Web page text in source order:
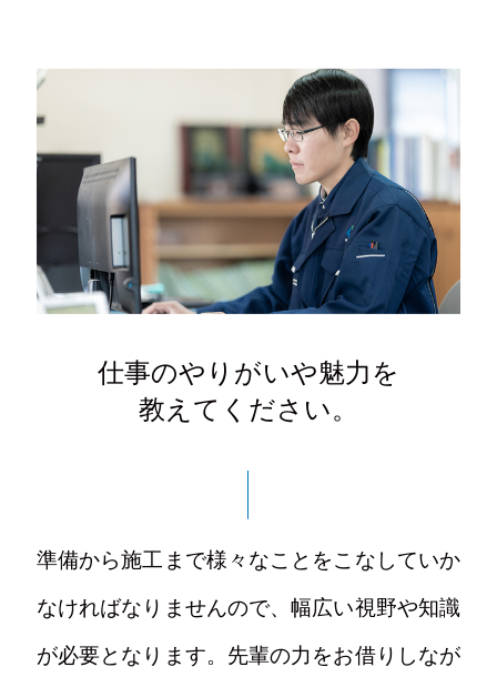
仕事のやりがいや魅力を
教えてください。
準備から施工まで様々なことをこなしていか
なければなりませんので、幅広い視野や知識
が必要となります。先輩の力をお借りしなが